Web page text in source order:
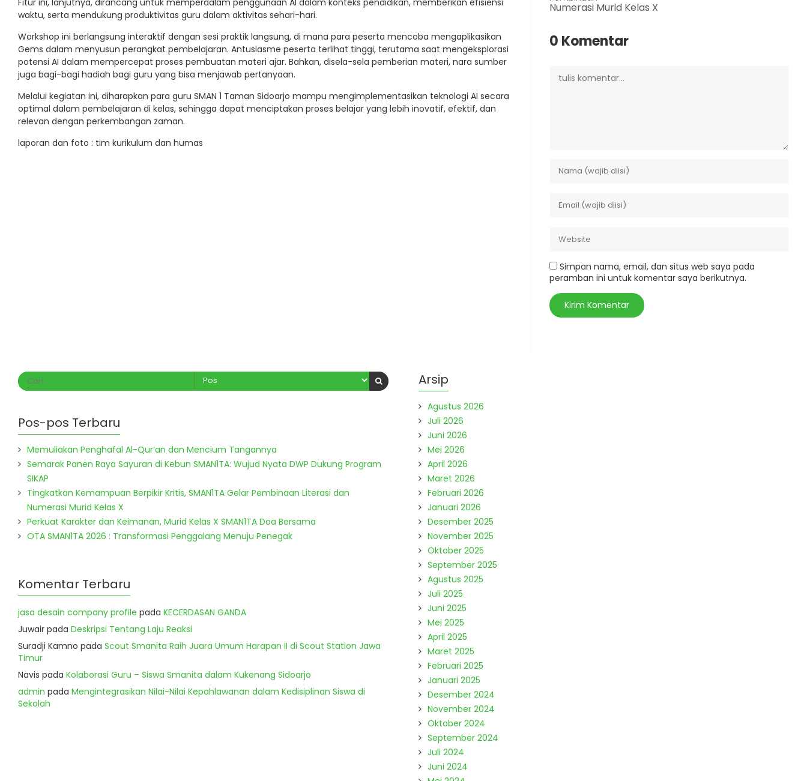
Fitur ini, lanjutnya, dirancang untuk memperdalam penggunaan AI dalam konteks pendidikan, memberikan efisiensi
waktu, serta mendukung produktivitas guru dalam aktivitas sehari-hari.
Workshop ini berlangsung interaktif dengan sesi praktik langsung, di mana para peserta mencoba mengaplikasikan
Gems dalam menyusun perangkat pembelajaran. Antusiasme peserta terlihat tinggi, terutama saat mengeksplorasi
potensi AI dalam mempercepat proses pembuatan materi ajar. Bahkan, disela-sela pemberian materi, nara sumber
juga bagi-bagi hadiah bagi guru yang bisa menjawab pertanyaan.
Melalui kegiatan ini, diharapkan para guru SMAN 1 Taman Sidoarjo mampu mengimplementasikan teknologi AI secara
optimal dalam pembelajaran di kelas, sehingga dapat menciptakan proses belajar yang lebih inovatif, efektif, dan
relevan dengan perkembangan zaman.
laporan dan foto : tim kurikulum dan humas
Numerasi Murid Kelas X
0 Komentar
Simpan nama, email, dan situs web saya pada
peramban ini untuk komentar saya berikutnya.
Pos-pos Terbaru
Memuliakan Penghafal Al-Qur’an dan Mencium Tangannya
Semarak Panen Raya Sayuran di Kebun SMAN1TA: Wujud Nyata DWP Dukung Program
SIKAP
Tingkatkan Kemampuan Berpikir Kritis, SMAN1TA Gelar Pembinaan Literasi dan
Numerasi Murid Kelas X
Perkuat Karakter dan Keimanan, Murid Kelas X SMAN1TA Doa Bersama
OTA SMAN1TA 2026 : Transformasi Penggalang Menuju Penegak
Komentar Terbaru
jasa desain company profile pada KECERDASAN GANDA
Juwair pada Deskripsi Tentang Laju Reaksi
Suradji Kamno pada Scout Smanita Raih Juara Umum Harapan II di Scout Station Jawa
Timur
Navis pada Kolaborasi Guru – Siswa Smanita dalam Kukenang Sidoarjo
admin pada Mengintegrasikan Nilai-Nilai Kepahlawanan dalam Kedisiplinan Siswa di
Sekolah
Arsip
Agustus 2026
Juli 2026
Juni 2026
Mei 2026
April 2026
Maret 2026
Februari 2026
Januari 2026
Desember 2025
November 2025
Oktober 2025
September 2025
Agustus 2025
Juli 2025
Juni 2025
Mei 2025
April 2025
Maret 2025
Februari 2025
Januari 2025
Desember 2024
November 2024
Oktober 2024
September 2024
Juli 2024
Juni 2024